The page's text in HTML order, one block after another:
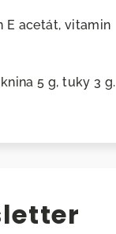
E acetát, vitamin
5 g, tuky 3 g.